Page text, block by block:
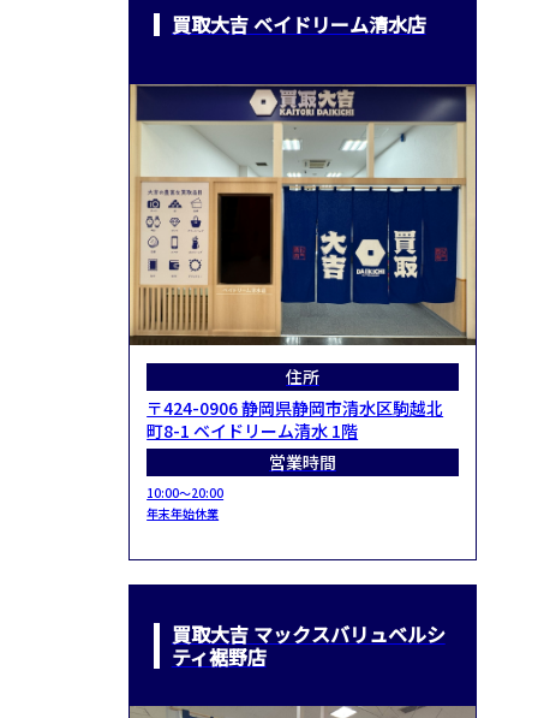
買取大吉 ベイドリーム清水店
住所
〒424-0906 静岡県静岡市清水区駒越北
町8-1 ベイドリーム清水 1階
営業時間
10:00～20:00
年末年始休業
買取大吉 マックスバリュベルシ
ティ裾野店